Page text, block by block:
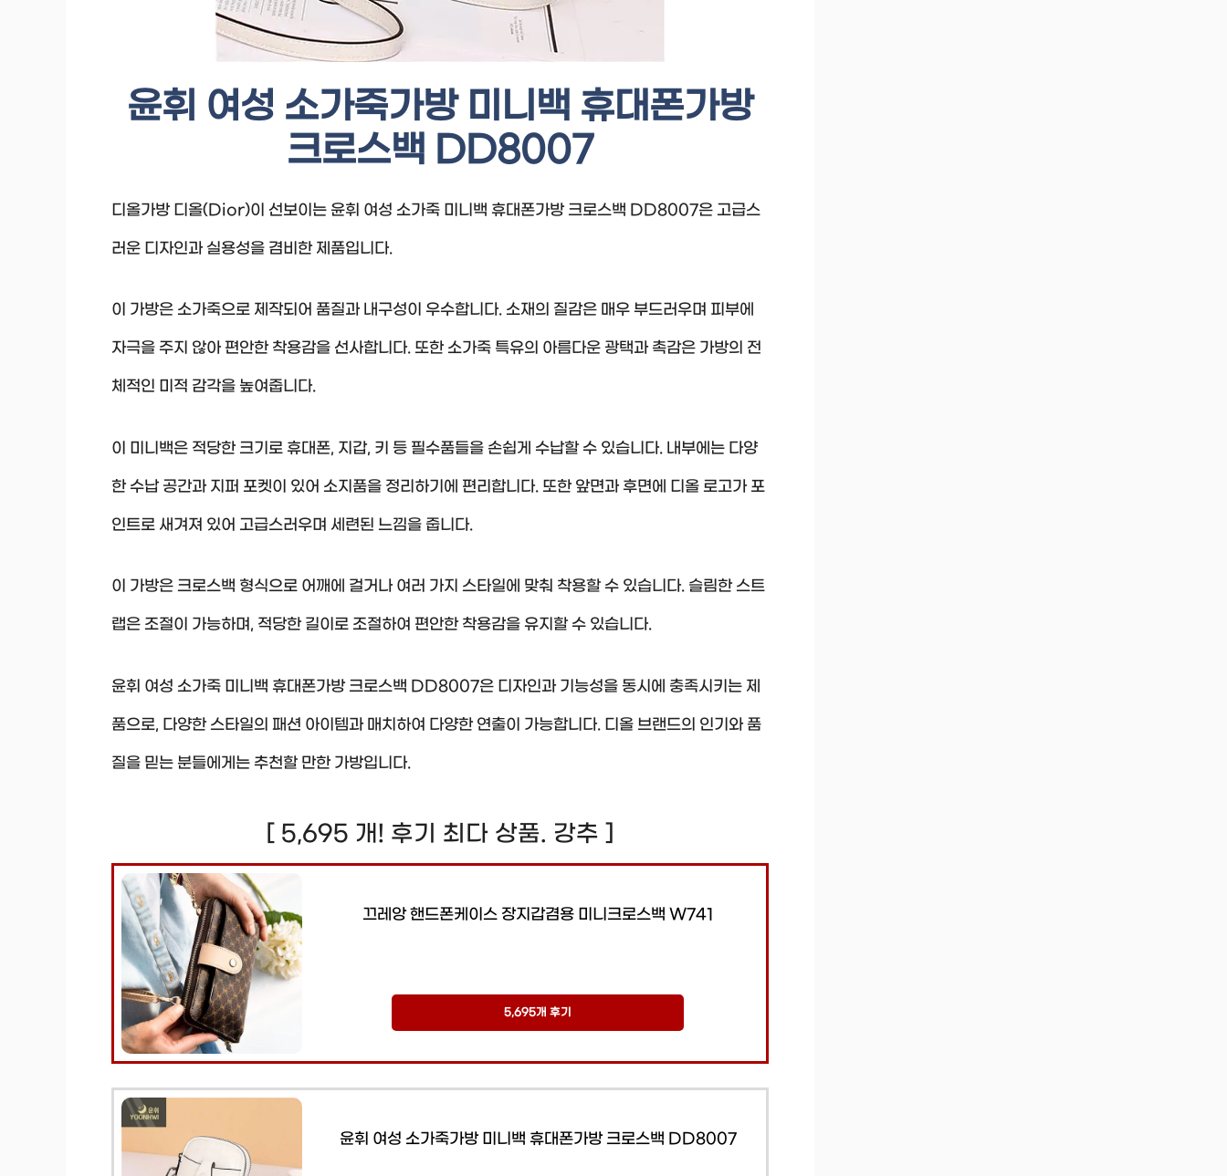
윤휘 여성 소가죽가방 미니백 휴대폰가방
크로스백 DD8007
디올가방 디올(Dior)이 선보이는 윤휘 여성 소가죽 미니백 휴대폰가방 크로스백 DD8007은 고급스
러운 디자인과 실용성을 겸비한 제품입니다.
이 가방은 소가죽으로 제작되어 품질과 내구성이 우수합니다. 소재의 질감은 매우 부드러우며 피부에
자극을 주지 않아 편안한 착용감을 선사합니다. 또한 소가죽 특유의 아름다운 광택과 촉감은 가방의 전
체적인 미적 감각을 높여줍니다.
이 미니백은 적당한 크기로 휴대폰, 지갑, 키 등 필수품들을 손쉽게 수납할 수 있습니다. 내부에는 다양
한 수납 공간과 지퍼 포켓이 있어 소지품을 정리하기에 편리합니다. 또한 앞면과 후면에 디올 로고가 포
인트로 새겨져 있어 고급스러우며 세련된 느낌을 줍니다.
이 가방은 크로스백 형식으로 어깨에 걸거나 여러 가지 스타일에 맞춰 착용할 수 있습니다. 슬림한 스트
랩은 조절이 가능하며, 적당한 길이로 조절하여 편안한 착용감을 유지할 수 있습니다.
윤휘 여성 소가죽 미니백 휴대폰가방 크로스백 DD8007은 디자인과 기능성을 동시에 충족시키는 제
품으로, 다양한 스타일의 패션 아이템과 매치하여 다양한 연출이 가능합니다. 디올 브랜드의 인기와 품
질을 믿는 분들에게는 추천할 만한 가방입니다.
[ 5,695 개! 후기 최다 상품. 강추 ]
끄레앙 핸드폰케이스 장지갑겸용 미니크로스백 W741
5,695개 후기
윤휘 여성 소가죽가방 미니백 휴대폰가방 크로스백 DD8007